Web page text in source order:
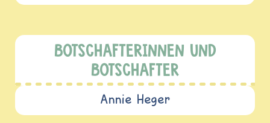
BOTSCHAFTERINNEN UND
BOTSCHAFTER
Annie Heger